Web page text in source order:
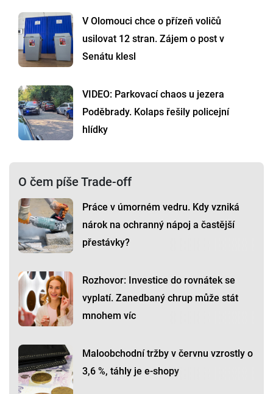
V Olomouci chce o přízeň voličů
usilovat 12 stran. Zájem o post v
Senátu klesl
VIDEO: Parkovací chaos u jezera
Poděbrady. Kolaps řešily policejní
hlídky
O čem píše Trade-off
Práce v úmorném vedru. Kdy vzniká
nárok na ochranný nápoj a častější
přestávky?
Rozhovor: Investice do rovnátek se
vyplatí. Zanedbaný chrup může stát
mnohem víc
Maloobchodní tržby v červnu vzrostly o
3,6 %, táhly je e-shopy